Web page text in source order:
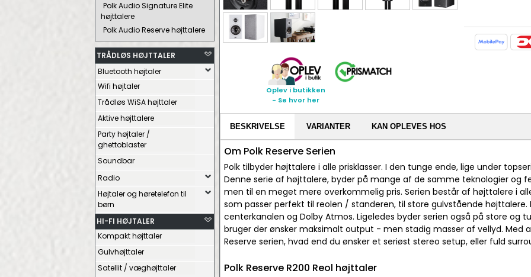
Polk Audio Signature Elite
højttalere
Polk Audio Reserve højttalere
TRÅDLØS HØJTTALER
Bluetooth højtaler
Wifi højtaler
Trådløs WiSA højttaler
Aktive højttalere
Party højtaler /
ghettoblaster
Soundbar
Radio
Højtaler og høretelefon til
børn
HI-FI HØJTALER
Kompakt højttaler
Gulvhøjttaler
Satellit / væghøjttaler
Oplev i butikken
- Se hvor her
BESKRIVELSE VARIANTER KAN OPLEVES HOS
Om Polk Reserve Serien
Polk tilbyder højttalere i alle prisklasser. I den tunge ende, lige under
Denne serie af højttalere, byder på mange af de samme teknologier og
men til en meget mere overkommelig pris. Serien består af højttalere i
som passer perfekt til reolen / standeren, til store gulvstående
centerkanalen og Dolby Atmos. Ligeledes byder serien også på store og
bruger der ønsker maksimalt output - men stadig masser af vellyd. Med
Reserve serien, hvad end du ønsker et seriøst stereo setup, eller fuld
Polk Reserve R200 Reol højttaler